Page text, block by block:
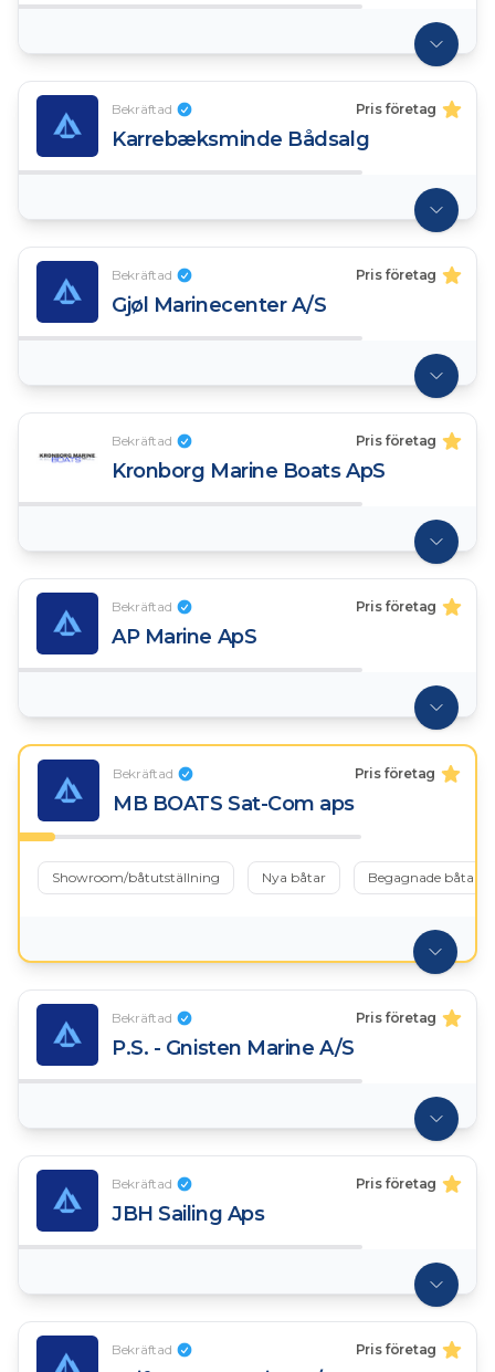
Bekräftad Pris företag
Karrebæksminde Bådsalg
Bekräftad Pris företag
Gjøl Marinecenter A/S
Bekräftad Pris företag
Kronborg Marine Boats ApS
Bekräftad Pris företag
AP Marine ApS
Bekräftad Pris företag
MB BOATS Sat-Com aps
Showroom/båtutställning Nya båtar Begagnade båtar
Bekräftad Pris företag
P.S. - Gnisten Marine A/S
Bekräftad Pris företag
JBH Sailing Aps
Bekräftad Pris företag